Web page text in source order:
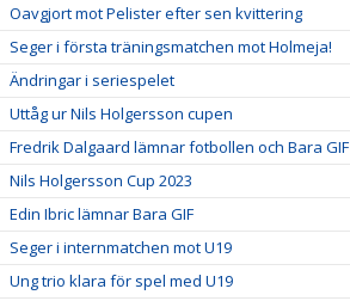
Oavgjort mot Pelister efter sen kvittering
Seger i första träningsmatchen mot Holmeja!
Ändringar i seriespelet
Uttåg ur Nils Holgersson cupen
Fredrik Dalgaard lämnar fotbollen och Bara GIF
Nils Holgersson Cup 2023
Edin Ibric lämnar Bara GIF
Seger i internmatchen mot U19
Ung trio klara för spel med U19